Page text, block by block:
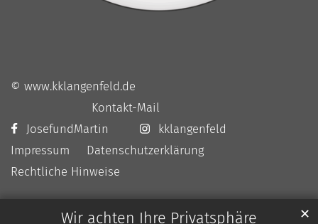
Wir achten Ihre Privatsphäre ✕
© www.kklangenfeld.de
Kontakt-Mail
JosefundMartin
kklangenfeld
Impressum
Datenschutzerklärung
Rechtliche Hinweise